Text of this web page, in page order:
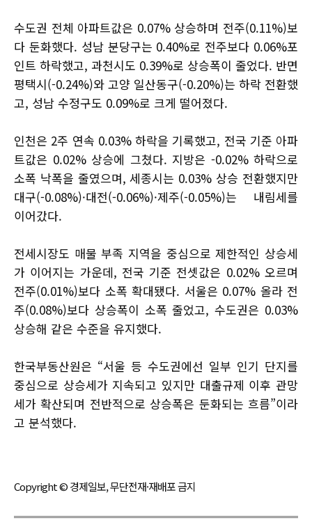
수도권 전체 아파트값은 0.07% 상승하며 전주(0.11%)보
다 둔화했다. 성남 분당구는 0.40%로 전주보다 0.06%포
인트 하락했고, 과천시도 0.39%로 상승폭이 줄었다. 반면
평택시(-0.24%)와 고양 일산동구(-0.20%)는 하락 전환했
고, 성남 수정구도 0.09%로 크게 떨어졌다.
인천은 2주 연속 0.03% 하락을 기록했고, 전국 기준 아파
트값은 0.02% 상승에 그쳤다. 지방은 -0.02% 하락으로
소폭 낙폭을 줄였으며, 세종시는 0.03% 상승 전환했지만
대구(-0.08%)·대전(-0.06%)·제주(-0.05%)는 내림세를
이어갔다.
전세시장도 매물 부족 지역을 중심으로 제한적인 상승세
가 이어지는 가운데, 전국 기준 전셋값은 0.02% 오르며
전주(0.01%)보다 소폭 확대됐다. 서울은 0.07% 올라 전
주(0.08%)보다 상승폭이 소폭 줄었고, 수도권은 0.03%
상승해 같은 수준을 유지했다.
한국부동산원은 “서울 등 수도권에선 일부 인기 단지를
중심으로 상승세가 지속되고 있지만 대출규제 이후 관망
세가 확산되며 전반적으로 상승폭은 둔화되는 흐름”이라
고 분석했다.
Copyright © 경제일보, 무단전재·재배포 금지